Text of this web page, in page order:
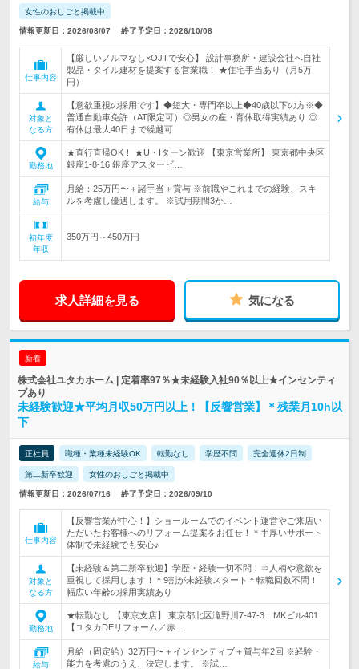
女性のおしごと掲載中
情報更新日：2026/08/07 終了予定日：2026/10/08
仕事内容
【厳しいノルマなし×OJTで安心】 設計事務所・建設会社へ自社
製品・タイル建材を提案する営業職！ ★住宅手当あり（月5万
円）
対象と
なる方
【意欲重視の採用です】◆短大・専門卒以上◆40歳以下の方※◆
普通自動車免許（AT限定可）◎男女の産・育休取得実績あり ◎
有休は最大40日まで繰越可
勤務地
★直行直帰OK！ ★U・Iターン歓迎 【東京営業所】 東京都中央区
銀座1-8-16 銀座アスタービ…
給与
月給：25万円〜＋諸手当＋賞与 ※前職やこれまでの経験、スキ
ルを考慮し優遇します。 ※試用期間3か…
初年度
年収
350万円～450万円
求人詳細を見る 気になる
新着
株式会社ユタカホーム | 定着率97％★未経験入社90％以上★インセンティ
ブあり
未経験歓迎★平均月収50万円以上！【反響営業】＊残業月10h以
下
正社員 職種・業種未経験OK 転勤なし 学歴不問 完全週休2日制
第二新卒歓迎 女性のおしごと掲載中
情報更新日：2026/07/16 終了予定日：2026/09/10
仕事内容
【反響営業が中心！】ショールームでのイベント運営やご来店い
ただいたお客様へのリフォーム提案をお任せ！＊手厚いサポート
体制で未経験でも安心♪
対象と
なる方
【未経験＆第二新卒歓迎】学歴・経験一切不問！⇒人柄や意欲を
重視して採用します！＊9割が未経験スタート＊転職回数不問！
幅広い年齢の採用実績あり
勤務地
★転勤なし 【東京支店】 東京都北区滝野川7-47-3 MKビル401
【ユタカDEリフォーム／赤…
給与
月給（固定給）32万円〜＋インセンティブ＋賞与年2回 ※経験・
能力を考慮のうえ、決定します。 ※試…